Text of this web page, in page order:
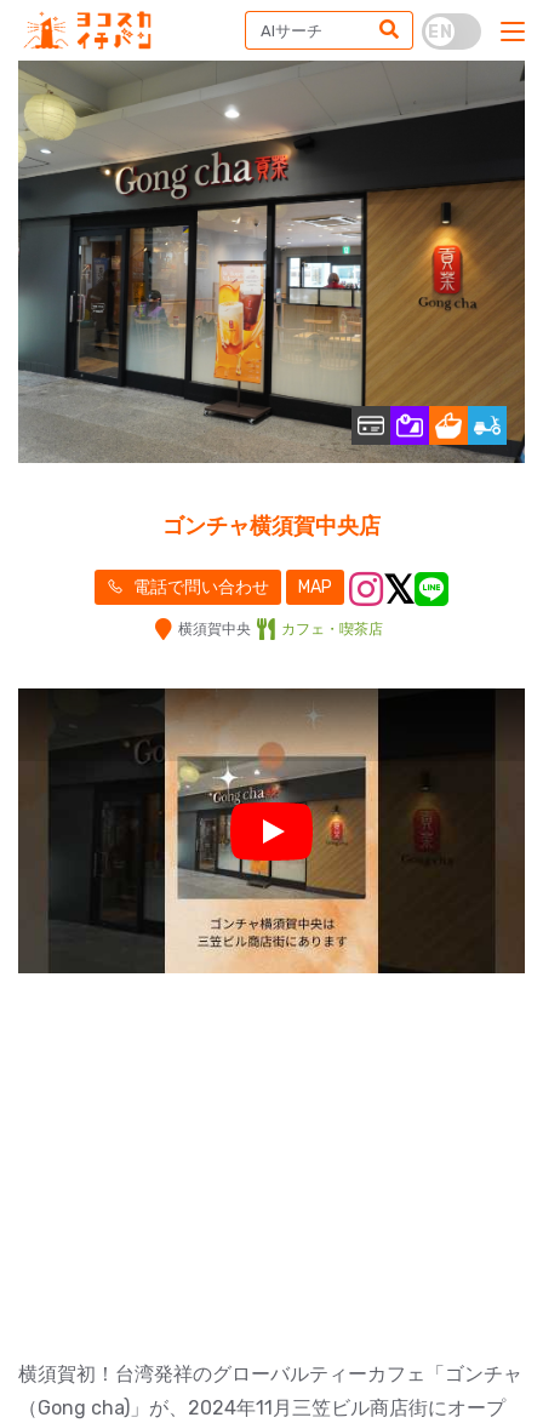
ゴンチャ横須賀中央店
電話で問い合わせ MAP
横須賀中央 カフェ・喫茶店
Play
横須賀初！台湾発祥のグローバルティーカフェ「ゴンチャ
（Gong cha)」が、2024年11月三笠ビル商店街にオープ